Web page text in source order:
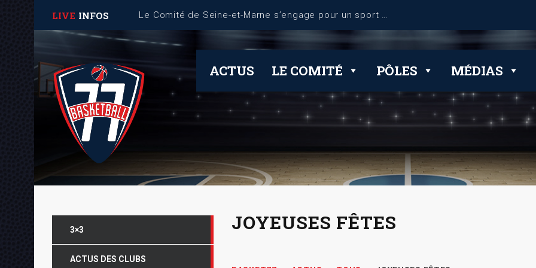
LIVE INFOS Fiche Mémo – Gestion des dérogations
ACTUS LE COMITÉ PÔLES MÉDIAS
JOYEUSES FÊTES
3×3
ACTUS DES CLUBS